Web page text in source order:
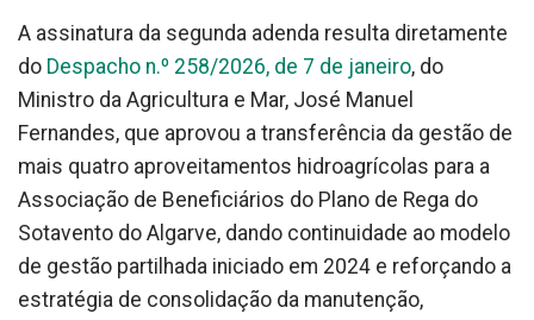
A assinatura da segunda adenda resulta diretamente
do Despacho n.º 258/2026, de 7 de janeiro, do
Ministro da Agricultura e Mar, José Manuel
Fernandes, que aprovou a transferência da gestão de
mais quatro aproveitamentos hidroagrícolas para a
Associação de Beneficiários do Plano de Rega do
Sotavento do Algarve, dando continuidade ao modelo
de gestão partilhada iniciado em 2024 e reforçando a
estratégia de consolidação da manutenção,